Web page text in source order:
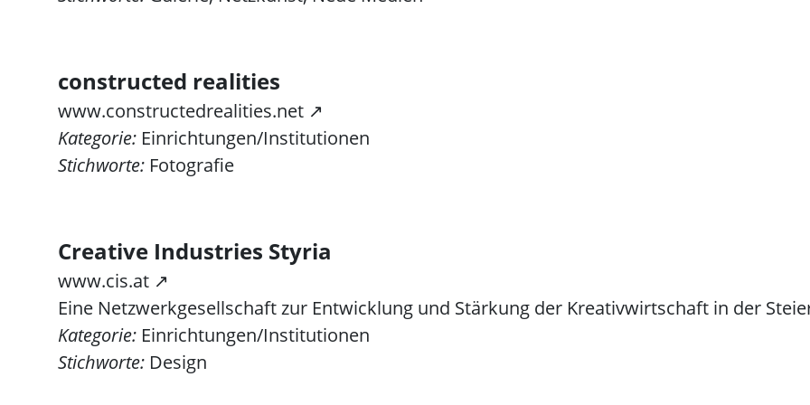
constructed realities
www.constructedrealities.net ↗
Kategorie: Einrichtungen/Institutionen
Stichworte: Fotografie
Creative Industries Styria
www.cis.at ↗
Eine Netzwerkgesellschaft zur Entwicklung und Stärkung der Kreativwirtschaft in der
Kategorie: Einrichtungen/Institutionen
Stichworte: Design